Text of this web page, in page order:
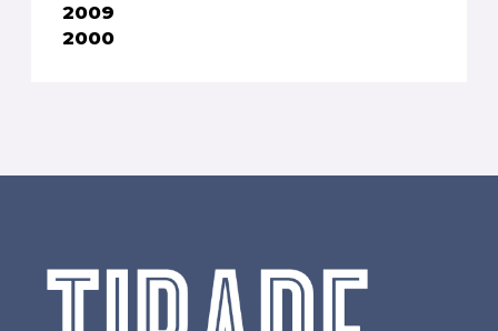
2009
2000